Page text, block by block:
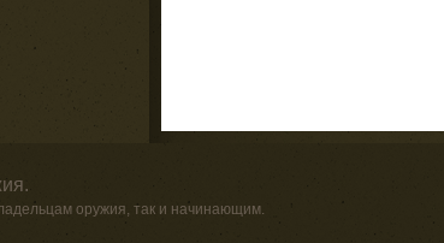
оружия, так и начинающим.